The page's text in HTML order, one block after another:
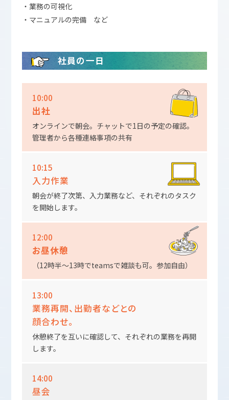
・業務の可視化
・マニュアルの完備 など
社員の一日
10:00
出社
オンラインで朝会。チャットで1日の予定の確認。
管理者から各種連絡事項の共有
10:15
入力作業
朝会が終了次第、入力業務など、それぞれのタスク
を開始します。
12:00
お昼休憩
（12時半～13時でteamsで雑談も可。参加自由）
13:00
業務再開、出勤者などとの
顔合わせ。
休憩終了を互いに確認して、それぞれの業務を再開
します。
14:00
昼会